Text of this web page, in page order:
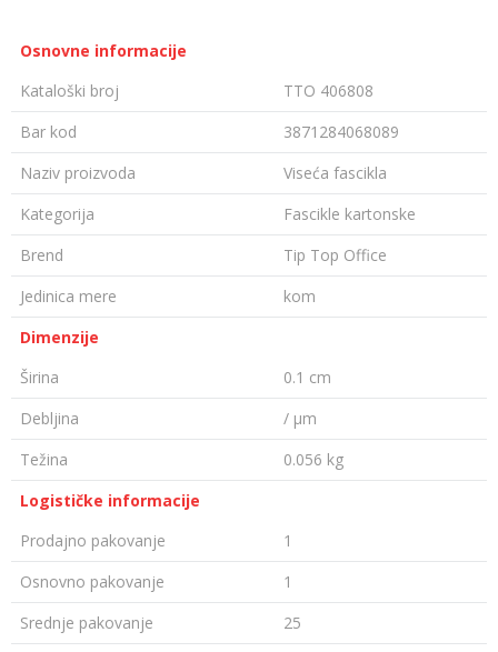
Osnovne informacije
Kataloški broj
TTO 406808
Bar kod
3871284068089
Naziv proizvoda
Viseća fascikla
Kategorija
Fascikle kartonske
Brend
Tip Top Office
Jedinica mere
kom
Dimenzije
Širina
0.1 cm
Debljina
/ µm
Težina
0.056 kg
Logističke informacije
Prodajno pakovanje
1
Osnovno pakovanje
1
Srednje pakovanje
25